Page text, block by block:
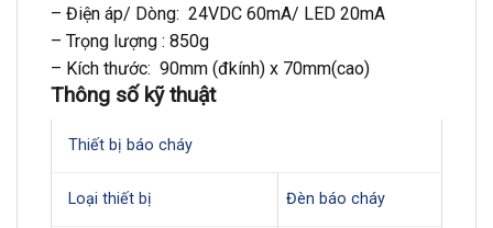
– Điện áp/ Dòng: 24VDC 60mA/ LED 20mA
– Trọng lượng : 850g
– Kích thước: 90mm (đkính) x 70mm(cao)
Thông số kỹ thuật
Thiết bị báo cháy
Loại thiết bị Đèn báo cháy